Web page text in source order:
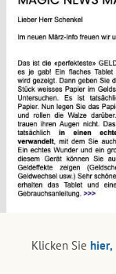
Klicken Sie hier,